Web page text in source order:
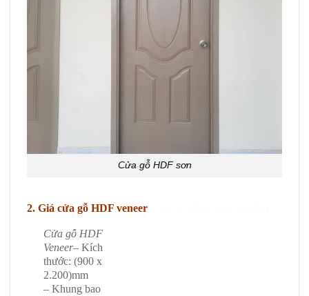
Cửa gỗ HDF sơn
2. Giá cửa gỗ HDF veneer
Cửa gỗ HDF
Veneer– Kích
thước: (900 x
2.200)mm
– Khung bao